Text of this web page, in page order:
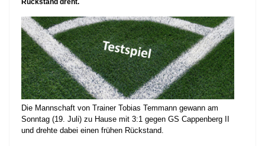
Rückstand dreht.
Die Mannschaft von Trainer Tobias Temmann gewann am
Sonntag (19. Juli) zu Hause mit 3:1 gegen GS Cappenberg II
und drehte dabei einen frühen Rückstand.